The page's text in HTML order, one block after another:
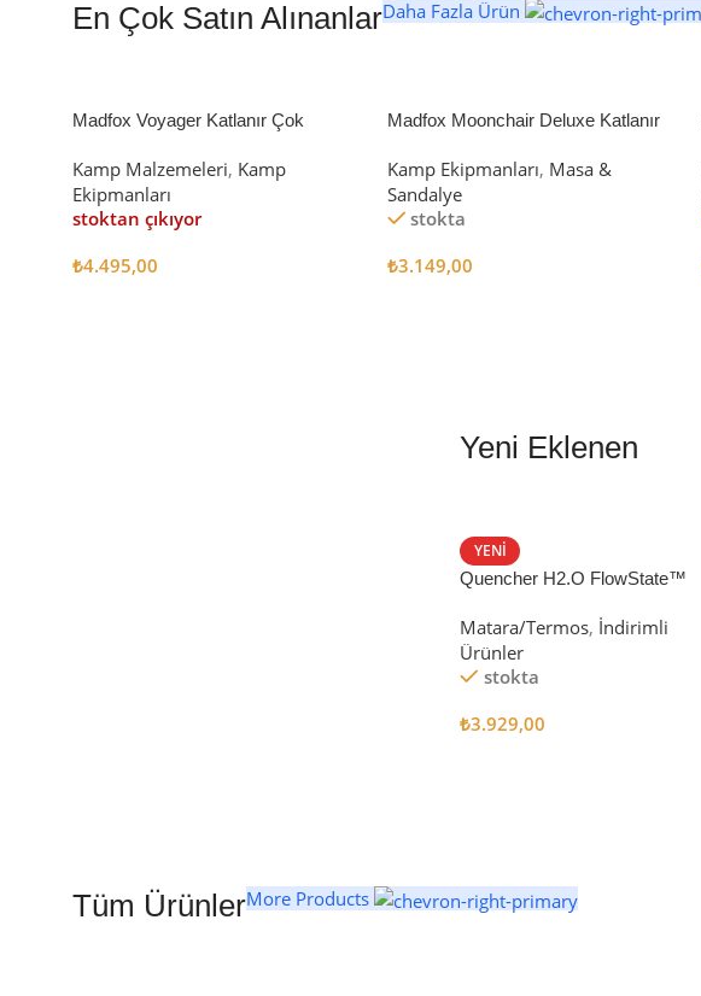
En Çok Satın AlınanlarDaha Fazla Ürün
Madfox Voyager Katlanır Çok
BLACK
Kamp Malzemeleri, Kamp
Ekipmanları
stoktan çıkıyor
₺4.495,00
Madfox Moonchair Deluxe Katlanır
Kamp Ekipmanları, Masa &
Sandalye
stokta
₺3.149,00
Yeni Eklenen
YENI
Quencher H2.O FlowState™
Matara/Termos, İndirimli
Ürünler
stokta
₺3.929,00
Tüm ÜrünlerMore Products